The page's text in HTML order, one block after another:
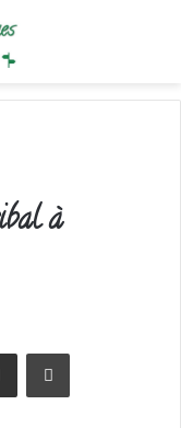
à
Partager par email Imprimer